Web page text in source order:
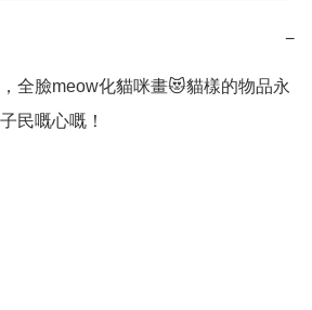
−
全臉meow化貓咪畫😻貓樣的物品永
民嘅心嘅！